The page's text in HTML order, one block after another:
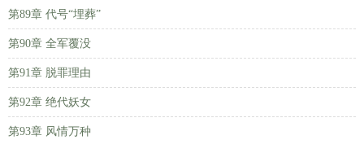
第89章 代号“埋葬”
第90章 全军覆没
第91章 脱罪理由
第92章 绝代妖女
第93章 风情万种